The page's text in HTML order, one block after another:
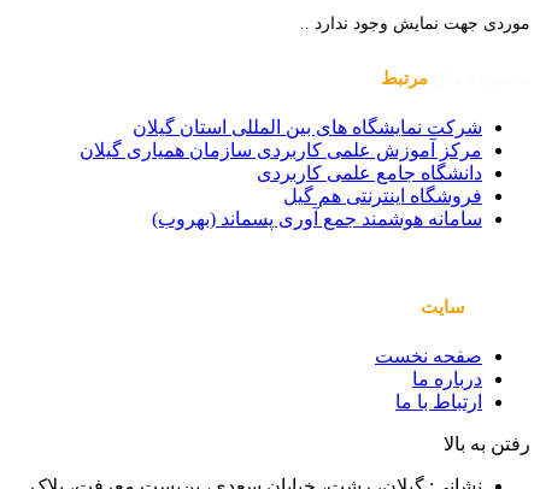
موردی جهت نمایش وجود ندارد ..
مرتبط
شرکت نمایشگاه های بین المللی استان گیلان
مرکز آموزش علمی کاربردی سازمان همیاری گیلان
دانشگاه جامع علمی کاربردی
فروشگاه اینترنتی هم گیل
سامانه هوشمند جمع آوری پسماند (بهروب)
سایت
صفحه نخست
درباره ما
ارتباط با ما
رفتن به بالا